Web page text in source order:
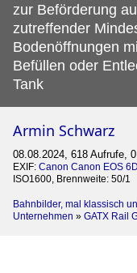
zur Beförderung
zutreffender
Bodenöffnungen
Befüllen oder
Tank
Armin Schwarz
08.08.2024, 618 Aufrufe,
EXIF: Canon Canon EOS 6D
ISO1600, Brennweite: 50/1
Bahnbilder, mal klassisch
Unternehmen » GATX Rail